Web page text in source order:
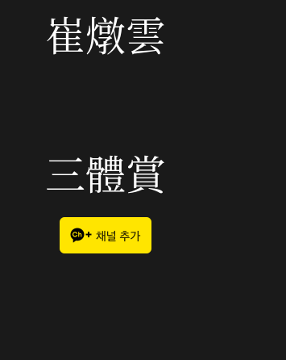
崔燉雲
三體賞